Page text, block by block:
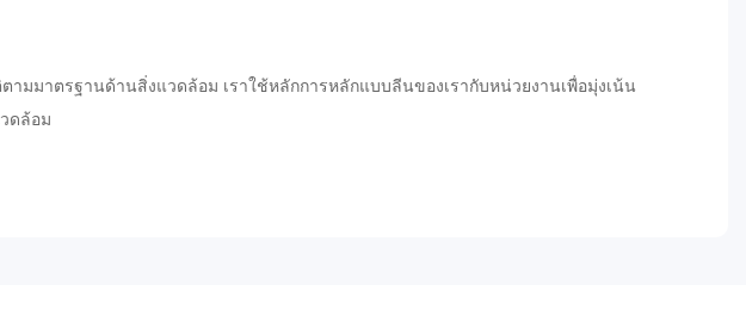
มมาตรฐานด้านสิ่งแวดล้อม เราใช้หลักการหลักแบบลีนของเรากับหน่วยงานเพื่อมุ่งเน้น
ดล้อม